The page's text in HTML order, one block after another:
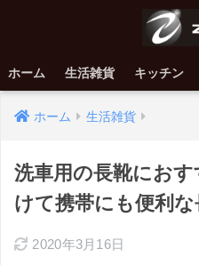
ホーム 生活雑貨 キッチン
ホーム 生活雑貨
洗車用の長靴にお
けて携帯にも便利な
2020年3月16日